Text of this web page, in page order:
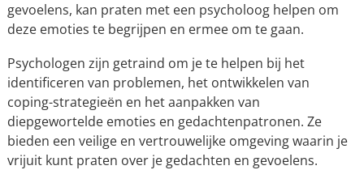
gevoelens, kan praten met een psycholoog helpen om
deze emoties te begrijpen en ermee om te gaan.
Psychologen zijn getraind om je te helpen bij het
identificeren van problemen, het ontwikkelen van
coping-strategieën en het aanpakken van
diepgewortelde emoties en gedachtenpatronen. Ze
bieden een veilige en vertrouwelijke omgeving waarin je
vrijuit kunt praten over je gedachten en gevoelens.